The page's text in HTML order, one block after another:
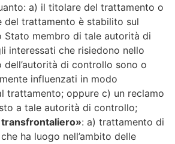
a) il titolare del trattamento o
del trattamento è stabilito sul
membro di tale autorità di
interessati che risiedono nello
dell’autorità di controllo sono o
influenzati in modo
trattamento; oppure c) un reclamo
a tale autorità di controllo;
: a) trattamento di
ha luogo nell’ambito delle